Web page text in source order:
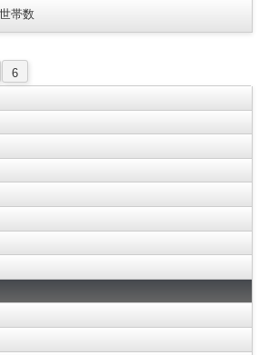
帯数
6